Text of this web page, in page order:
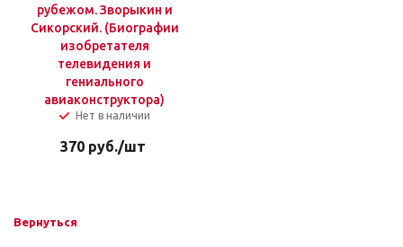
рубежом. Зворыкин и
Сикорский. (Биографии
изобретателя
телевидения и
гениального
авиаконструктора)
Нет в наличии
370руб./шт
Вернуться